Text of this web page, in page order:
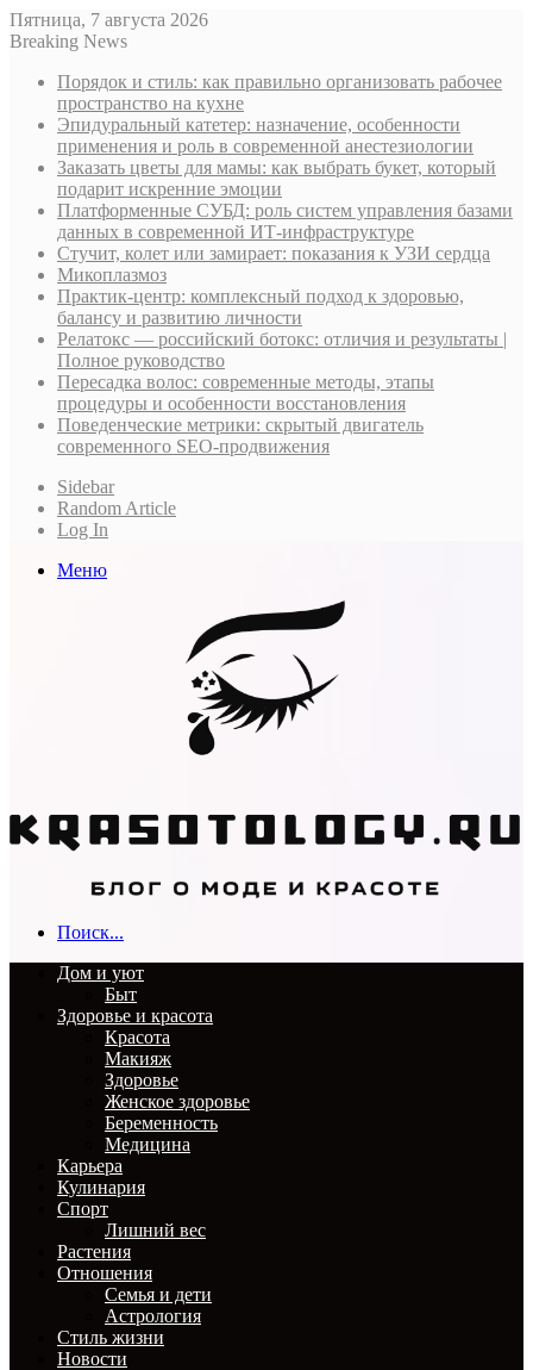
Пятница, 7 августа 2026
Breaking News
Порядок и стиль: как правильно организовать рабочее
пространство на кухне
Эпидуральный катетер: назначение, особенности
применения и роль в современной анестезиологии
Заказать цветы для мамы: как выбрать букет, который
подарит искренние эмоции
Платформенные СУБД: роль систем управления базами
данных в современной ИТ-инфраструктуре
Стучит, колет или замирает: показания к УЗИ сердца
Микоплазмоз
Практик-центр: комплексный подход к здоровью,
балансу и развитию личности
Релатокс — российский ботокс: отличия и результаты |
Полное руководство
Пересадка волос: современные методы, этапы
процедуры и особенности восстановления
Поведенческие метрики: скрытый двигатель
современного SEO-продвижения
Sidebar
Random Article
Log In
Меню
Поиск...
Дом и уют
Быт
Здоровье и красота
Красота
Макияж
Здоровье
Женское здоровье
Беременность
Медицина
Карьера
Кулинария
Спорт
Лишний вес
Растения
Отношения
Семья и дети
Астрология
Стиль жизни
Новости